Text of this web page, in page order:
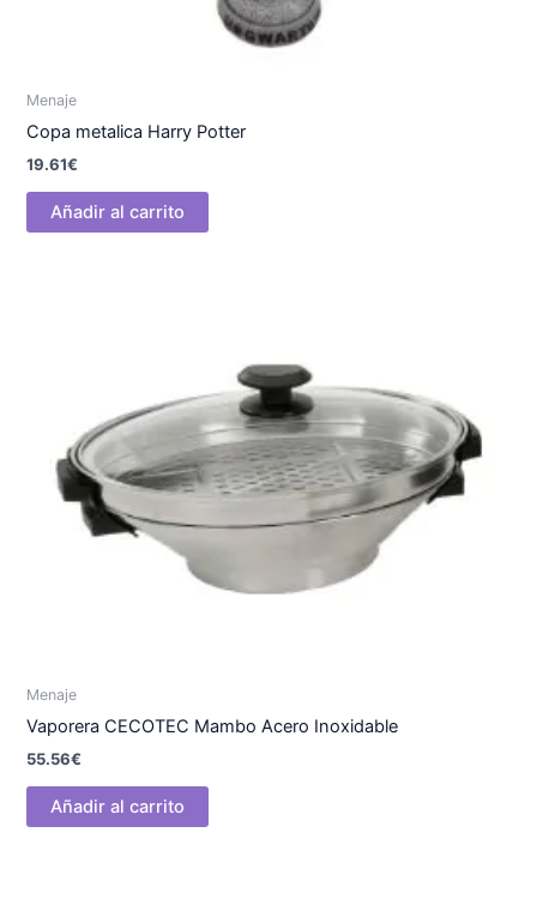
Menaje
Copa metalica Harry Potter
19.61€
Añadir al carrito
Menaje
Vaporera CECOTEC Mambo Acero Inoxidable
55.56€
Añadir al carrito